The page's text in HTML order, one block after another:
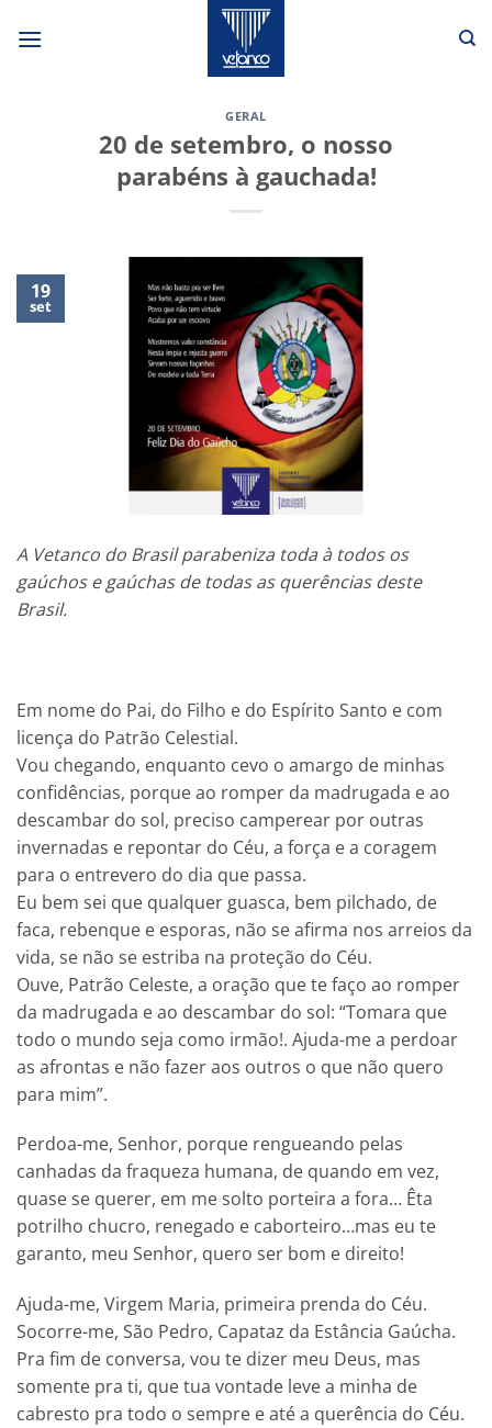
GERAL
20 de setembro, o nosso
parabéns à gauchada!
19
set
A Vetanco do Brasil parabeniza toda à todos os
gaúchos e gaúchas de todas as querências deste
Brasil.
Em nome do Pai, do Filho e do Espírito Santo e com
licença do Patrão Celestial.
Vou chegando, enquanto cevo o amargo de minhas
confidências, porque ao romper da madrugada e ao
descambar do sol, preciso camperear por outras
invernadas e repontar do Céu, a força e a coragem
para o entrevero do dia que passa.
Eu bem sei que qualquer guasca, bem pilchado, de
faca, rebenque e esporas, não se afirma nos arreios da
vida, se não se estriba na proteção do Céu.
Ouve, Patrão Celeste, a oração que te faço ao romper
da madrugada e ao descambar do sol: “Tomara que
todo o mundo seja como irmão!. Ajuda-me a perdoar
as afrontas e não fazer aos outros o que não quero
para mim”.
Perdoa-me, Senhor, porque rengueando pelas
canhadas da fraqueza humana, de quando em vez,
quase se querer, em me solto porteira a fora… Êta
potrilho chucro, renegado e caborteiro…mas eu te
garanto, meu Senhor, quero ser bom e direito!
Ajuda-me, Virgem Maria, primeira prenda do Céu.
Socorre-me, São Pedro, Capataz da Estância Gaúcha.
Pra fim de conversa, vou te dizer meu Deus, mas
somente pra ti, que tua vontade leve a minha de
cabresto pra todo o sempre e até a querência do Céu.